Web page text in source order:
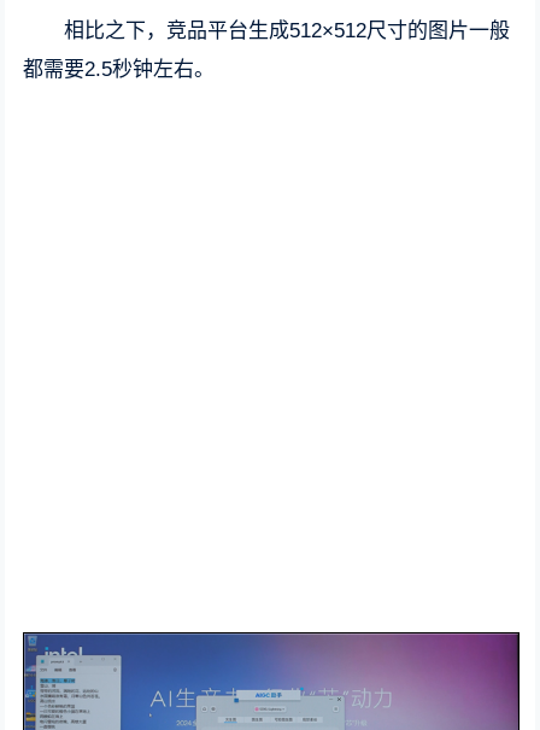
相比之下，竞品平台生成512×512尺寸的图片一般
都需要2.5秒钟左右。